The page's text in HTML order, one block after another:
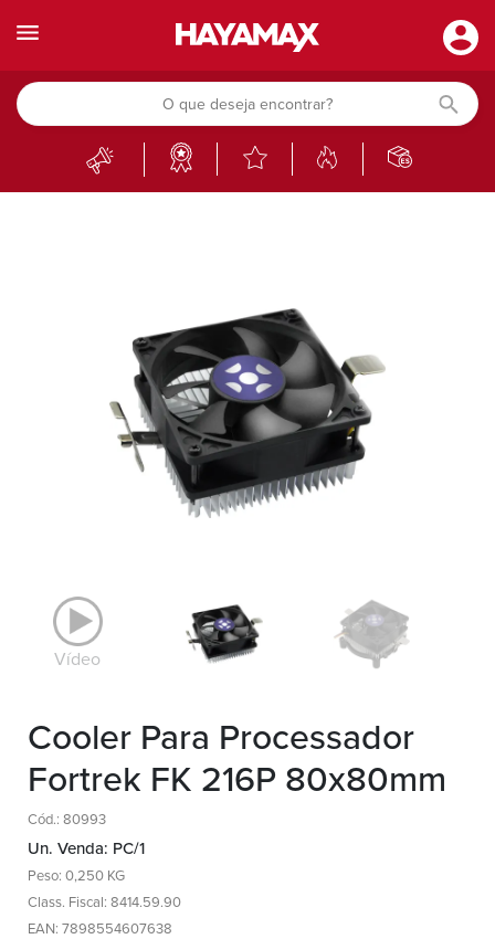
Vídeo
Cooler Para Processador
Fortrek FK 216P 80x80mm
Cód.: 80993
Un. Venda: PC/1
Peso: 0,250 KG
Class. Fiscal: 8414.59.90
EAN: 7898554607638